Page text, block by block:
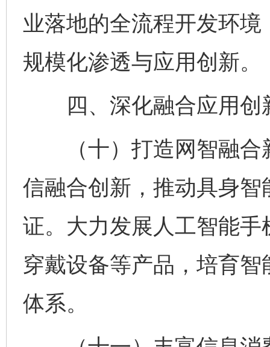
业落地的全流程开发环
规模化渗透与应用创新。
四、深化融合应用创
（十）打造网智融合
信融合创新，推动具身
证。大力发展人工智能
穿戴设备等产品，培育
体系。